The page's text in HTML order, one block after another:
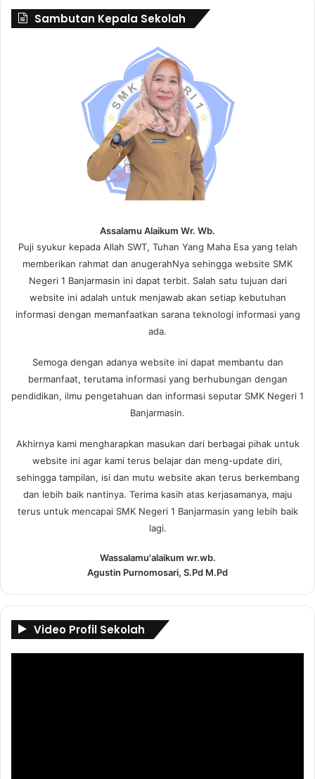
Sambutan Kepala Sekolah
Assalamu Alaikum Wr. Wb.
Puji syukur kepada Allah SWT, Tuhan Yang Maha Esa yang telah
memberikan rahmat dan anugerahNya sehingga website SMK
Negeri 1 Banjarmasin ini dapat terbit. Salah satu tujuan dari
website ini adalah untuk menjawab akan setiap kebutuhan
informasi dengan memanfaatkan sarana teknologi informasi yang
ada.
Semoga dengan adanya website ini dapat membantu dan
bermanfaat, terutama informasi yang berhubungan dengan
pendidikan, ilmu pengetahuan dan informasi seputar SMK Negeri 1
Banjarmasin.
Akhirnya kami mengharapkan masukan dari berbagai pihak untuk
website ini agar kami terus belajar dan meng-update diri,
sehingga tampilan, isi dan mutu website akan terus berkembang
dan lebih baik nantinya. Terima kasih atas kerjasamanya, maju
terus untuk mencapai SMK Negeri 1 Banjarmasin yang lebih baik
lagi.
Wassalamu'alaikum wr.wb.
Agustin Purnomosari, S.Pd M.Pd
Video Profil Sekolah